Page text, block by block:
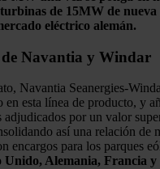
de 15MW de nueva
eléctrico alemán.
Navantia y Windar
Navantia Seanergies-
en esta línea de producto, y
adjudicados por un valor
así una relación de
encargos para los parques
Unido, Alemania, Francia y